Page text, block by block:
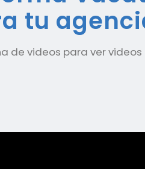
tu
de videos para ver